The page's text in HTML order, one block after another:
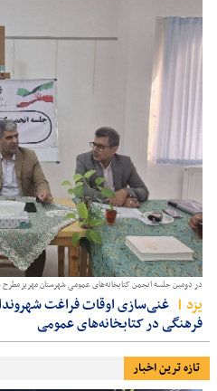
در دومین جلسه انجمن کتابخانه‌های عمومی شهرستان مهریز
يزد
غنی‌سازی اوقات فراغت
فرهنگی در کتابخانه‌های عمومی
تازه ترین اخبار